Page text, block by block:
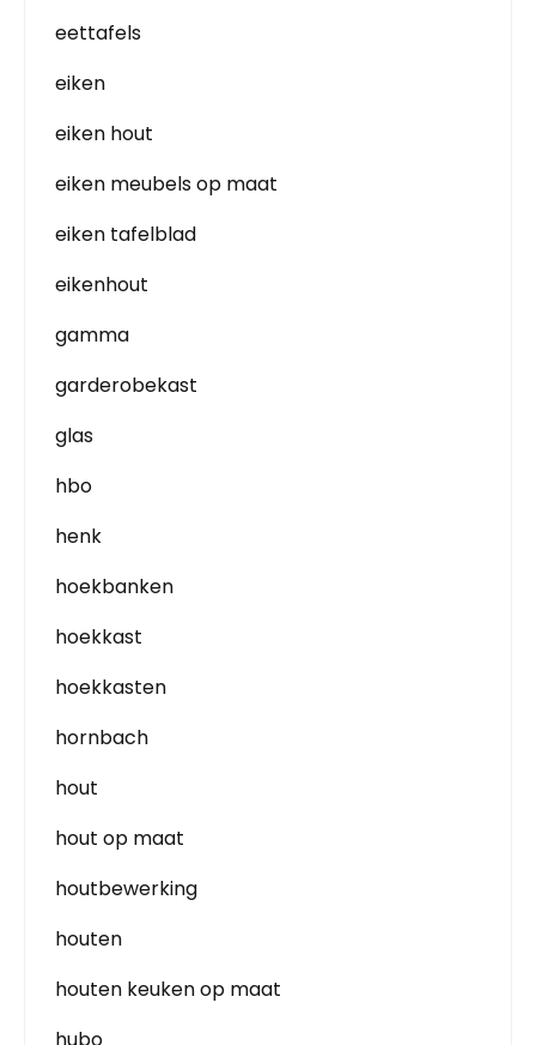
eettafels
eiken
eiken hout
eiken meubels op maat
eiken tafelblad
eikenhout
gamma
garderobekast
glas
hbo
henk
hoekbanken
hoekkast
hoekkasten
hornbach
hout
hout op maat
houtbewerking
houten
houten keuken op maat